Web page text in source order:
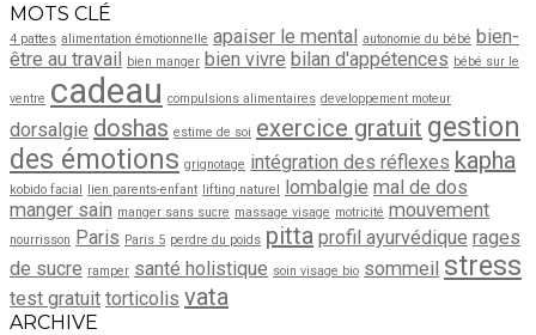
MOTS CLÉ
4 pattes alimentation émotionnelle apaiser le mental autonomie du bébé bien-
être au travail bien manger bien vivre bilan d'appétences bébé sur le
ventre cadeau compulsions alimentaires developpement moteur
dorsalgie doshas estime de soi exercice gratuit gestion
des émotions grignotage intégration des réflexes kapha
kobido facial lien parents-enfant lifting naturel lombalgie mal de dos
manger sain manger sans sucre massage visage motricité mouvement
nourrisson Paris Paris 5 perdre du poids pitta profil ayurvédique rages
de sucre ramper santé holistique soin visage bio sommeil stress
test gratuit torticolis vata
ARCHIVE